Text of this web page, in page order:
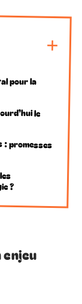
pour la
le
: promesses
?